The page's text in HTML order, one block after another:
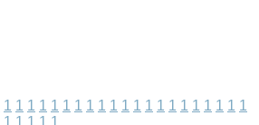
1 1 1 1 1 1 1 1 1 1 1 1 1 1 1 1 1 1 1 1 1
1 1 1 1 1